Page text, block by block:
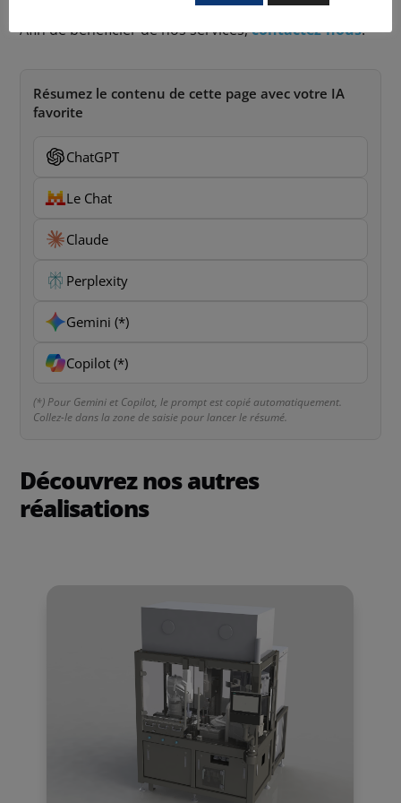
Afin de bénéficier de nos services,contactez-nous.
Résumez le contenu de cette page avec votre IA
favorite
ChatGPT
Le Chat
Claude
Perplexity
Gemini (*)
Copilot (*)
(*) Pour Gemini et Copilot, le prompt est copié automatiquement.
Collez-le dans la zone de saisie pour lancer le résumé.
Découvrez nos autres
réalisations